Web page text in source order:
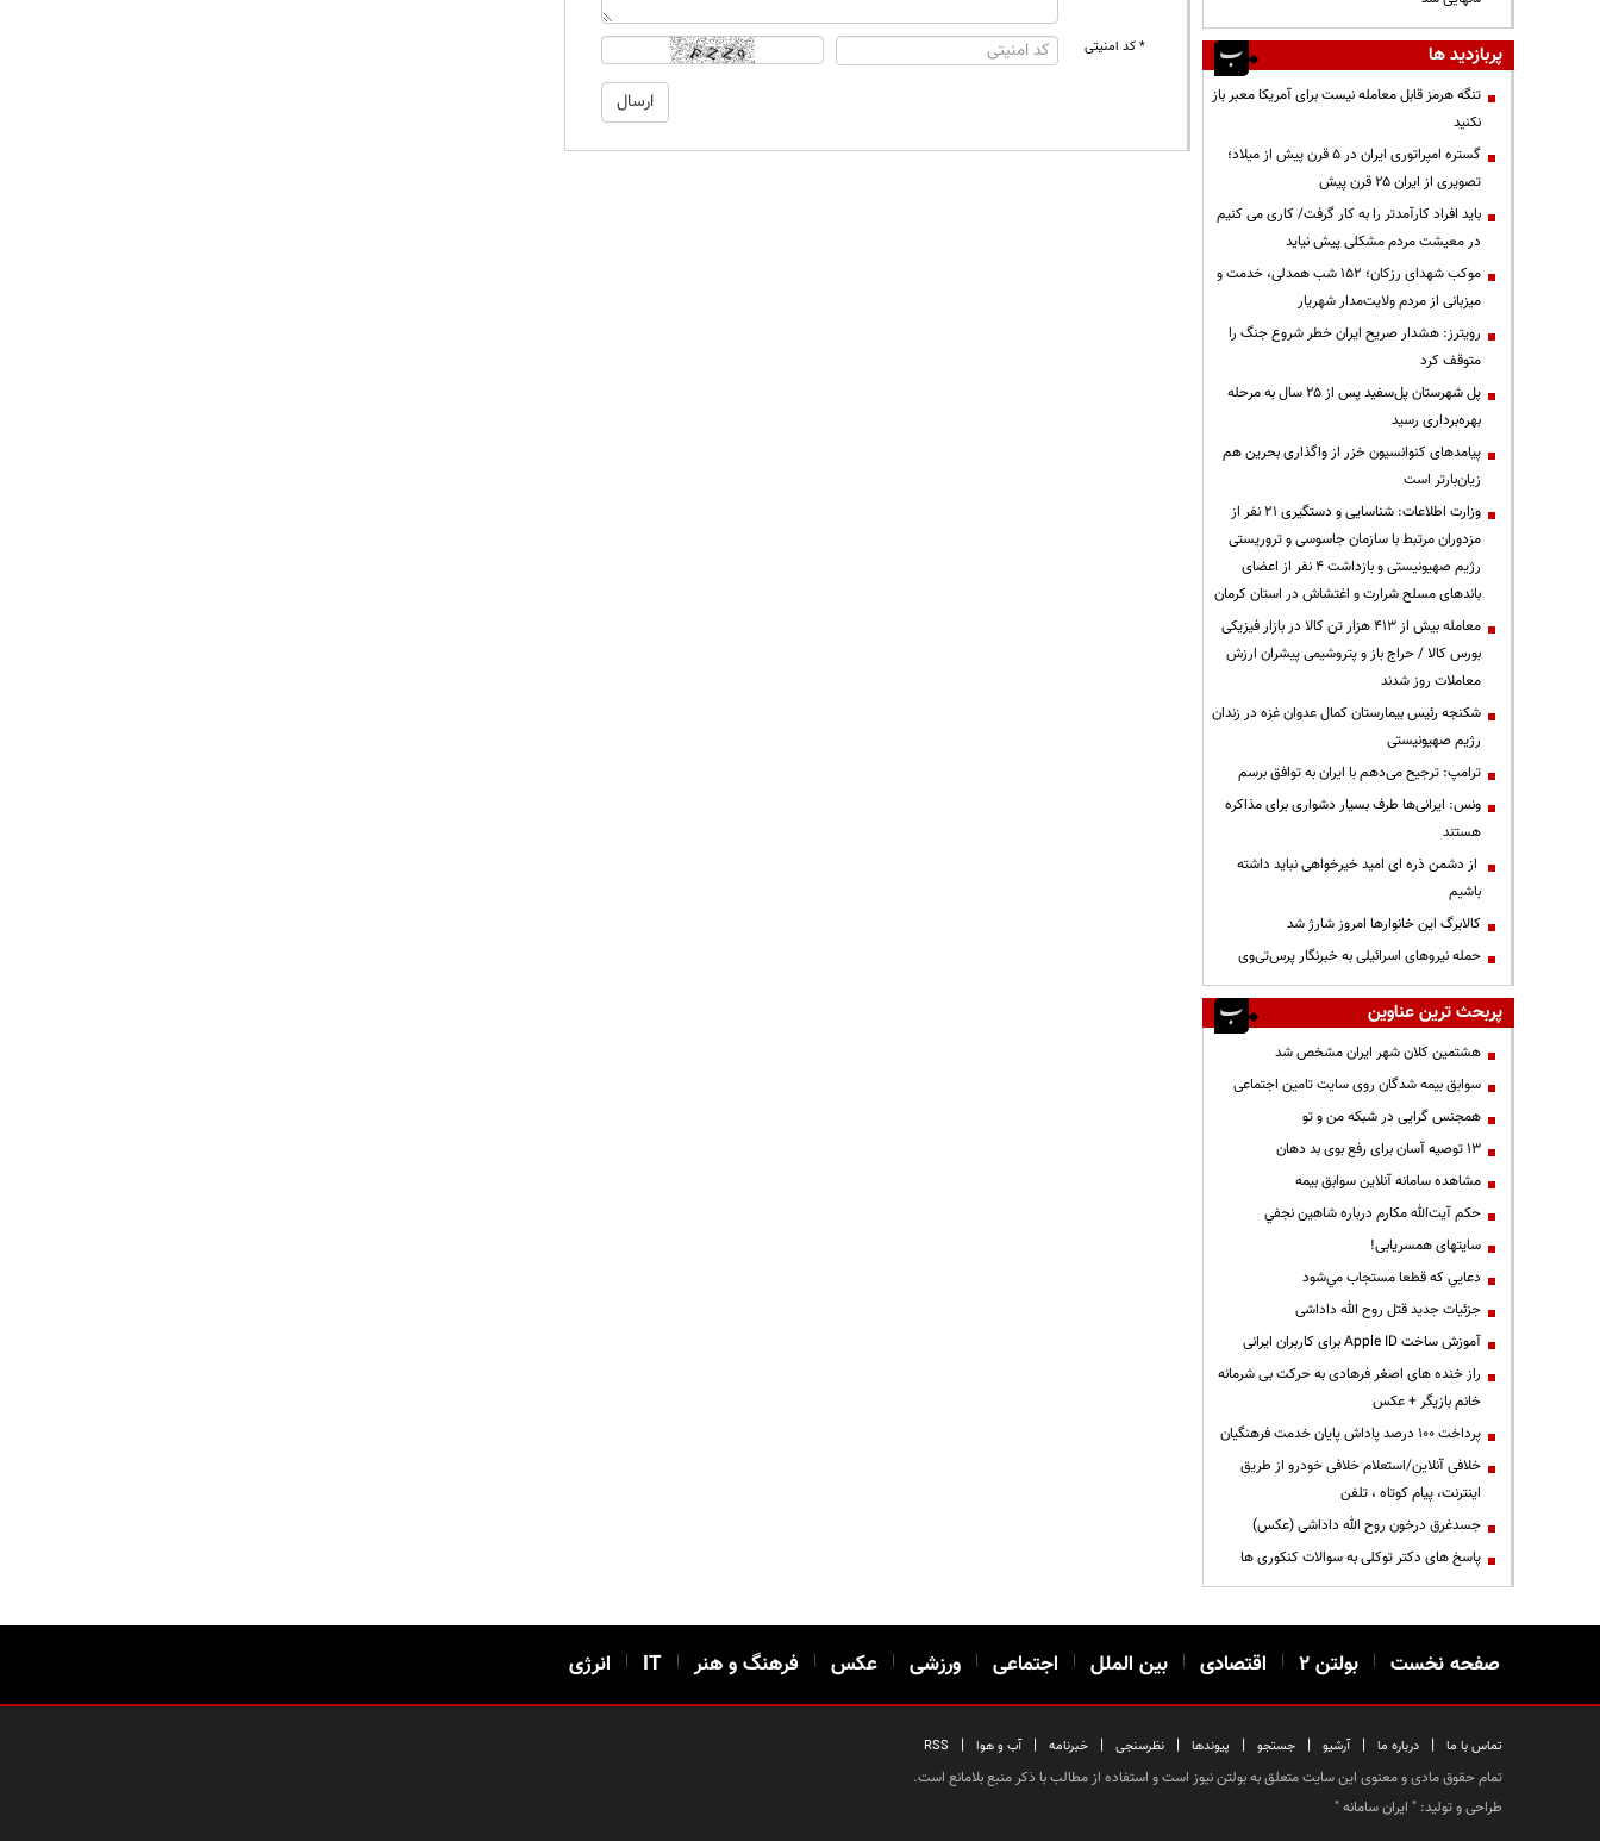
* کد امنیتی پربازدید ها
تنگه هرمز قابل معامله نیست برای آمریکا معبر باز
نکنید
گستره امپراتوری ایران در ۵ قرن پیش از میلاد؛
تصویری از ایران ۲۵ قرن پیش
باید افراد کارآمدتر را به کار گرفت/ کاری می کنیم
در معیشت مردم مشکلی پیش نیاید
موکب شهدای رزکان؛ ۱۵۲ شب همدلی، خدمت و
میزبانی از مردم ولایت‌مدار شهریار
رویترز: هشدار صریح ایران خطر شروع جنگ را
متوقف کرد
پل شهرستان پل‌سفید پس از ۲۵ سال به مرحله
بهره‌برداری رسید
پیامدهای کنوانسیون خزر از واگذاری بحرین هم
زیان‌بارتر است
وزارت اطلاعات: شناسایی و دستگیری ۲۱ نفر از
مزدوران مرتبط با سازمان جاسوسی و تروریستی
رژیم صهیونیستی و بازداشت ۴ نفر از اعضای
باندهای مسلح شرارت و اغتشاش در استان کرمان
معامله بیش از ۴۱۳ هزار تن کالا در بازار فیزیکی
بورس کالا / حراج باز و پتروشیمی پیشران ارزش
معاملات روز شدند
شکنجه رئیس بیمارستان کمال عدوان غزه در زندان
رژیم صهیونیستی
ترامپ: ترجیح می‌دهم با ایران به توافق برسم
ونس: ایرانی‌ها طرف بسیار دشواری برای مذاکره
هستند
از دشمن ذره ای امید خیرخواهی نباید داشته
باشیم
کالابرگ این خانوارها امروز شارژ شد
حمله نیروهای اسرائیلی به خبرنگار پرس‌تی‌وی
پربحث ترین عناوین
هشتمین کلان شهر ایران مشخص شد
سوابق بیمه شدگان روی سایت تامین اجتماعی
همجنس گرایی در شبکه من و تو
13 توصیه آسان برای رفع بوی بد دهان
مشاهده سامانه آنلاين سوابق بیمه
حكم آيت‌الله مكارم درباره شاهين نجفي
سایتهای همسریابی!
دعايي كه قطعا مستجاب مي‌شود
جزئیات جدید قتل روح الله داداشی
آموزش ساخت Apple ID برای کاربران ایرانی
راز خنده های اصغر فرهادی به حرکت بی شرمانه
خانم بازیگر + عکس
پرداخت ۱۰۰ درصد پاداش پایان خدمت فرهنگیان
خلافی آنلاین/استعلام خلافی خودرو از طریق
اینترنت، پیام کوتاه ، تلفن
جسدغرق درخون روح الله داداشی (عکس)
پاسخ های دکتر توکلی به سوالات کنکوری ها
صفحه نخست | بولتن ۲ | اقتصادی | بین الملل | اجتماعی | ورزشی | عکس | فرهنگ و هنر |
IT
| انرژی
تماس با ما | درباره ما | آرشیو | جستجو | پیوندها | نظرسنجی | خبرنامه | آب و هوا |
RSS
تمام حقوق مادی و معنوی این سایت متعلق به بولتن نیوز است و استفاده از مطالب با ذکر منبع بلامانع است.
طراحی و تولید: " ایران سامانه"